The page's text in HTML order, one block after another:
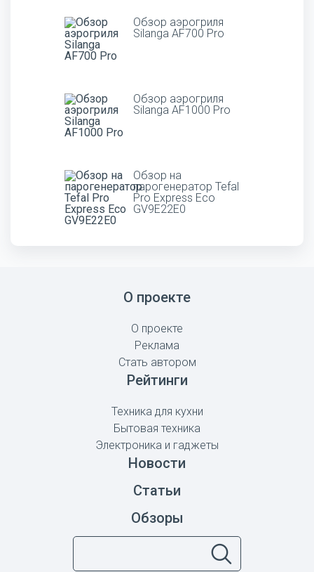
Обзор аэрогриля
Silanga AF700 Pro
Обзор аэрогриля
Silanga AF1000 Pro
Обзор на
парогенератор Tefal
Pro Express Eco
GV9E22E0
О проекте
О проекте
Реклама
Стать автором
Рейтинги
Техника для кухни
Бытовая техника
Электроника и гаджеты
Новости
Статьи
Обзоры